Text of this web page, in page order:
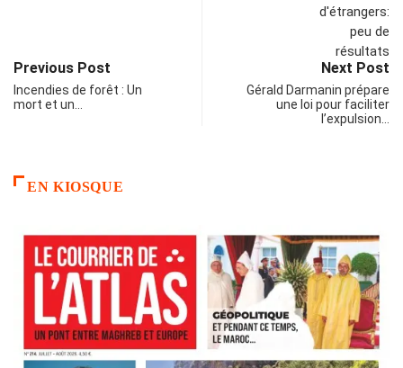
Previous Post
Incendies de forêt : Un
mort et un…
Next Post
Gérald Darmanin prépare
une loi pour faciliter
l’expulsion…
EN KIOSQUE